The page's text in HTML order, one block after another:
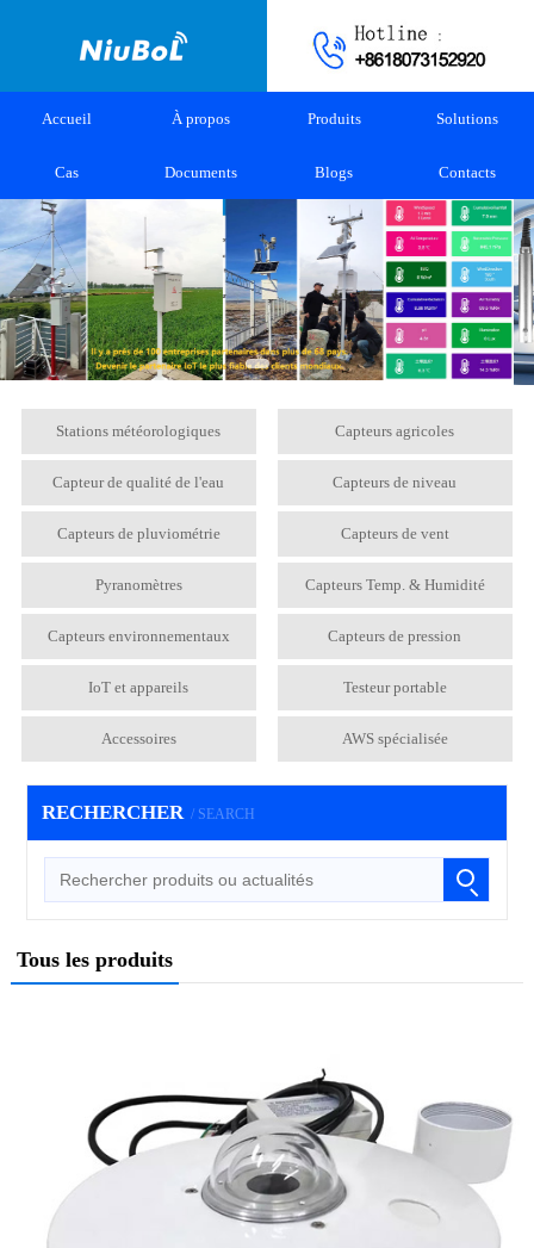
Accueil À propos Produits Solutions
Cas Documents Blogs Contacts
Stations météorologiques Capteurs agricoles
Capteur de qualité de l'eau Capteurs de niveau
Capteurs de pluviométrie Capteurs de vent
Pyranomètres Capteurs Temp. & Humidité
Capteurs environnementaux Capteurs de pression
IoT et appareils Testeur portable
Accessoires AWS spécialisée
RECHERCHER / SEARCH
Tous les produits